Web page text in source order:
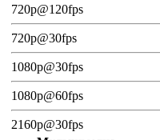
720p@120fps
720p@30fps
1080p@30fps
1080p@60fps
2160p@30fps